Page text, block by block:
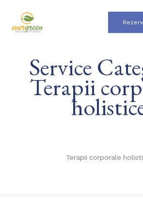
Service
Terapii
Terapii corporale